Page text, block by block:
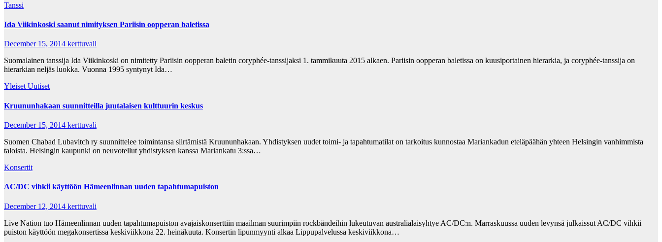
Tanssi
Ida Viikinkoski saanut nimityksen Pariisin oopperan baletissa
December 15, 2014 kerttuvali
Suomalainen tanssija Ida Viikinkoski on nimitetty Pariisin oopperan baletin coryphée-tanssijaksi 1. tammikuuta 2015 alkaen. Pariisin oopperan baletissa on kuusiportainen hierarkia, ja coryphée-tanssija on
hierarkian neljäs luokka. Vuonna 1995 syntynyt Ida…
Yleiset Uutiset
Kruununhakaan suunnitteilla juutalaisen kulttuurin keskus
December 15, 2014 kerttuvali
Suomen Chabad Lubavitch ry suunnittelee toimintansa siirtämistä Kruununhakaan. Yhdistyksen uudet toimi- ja tapahtumatilat on tarkoitus kunnostaa Mariankadun eteläpäähän yhteen Helsingin vanhimmista
taloista. Helsingin kaupunki on neuvotellut yhdistyksen kanssa Mariankatu 3:ssa…
Konsertit
AC/DC vihkii käyttöön Hämeenlinnan uuden tapahtumapuiston
December 12, 2014 kerttuvali
Live Nation tuo Hämeenlinnan uuden tapahtumapuiston avajaiskonserttiin maailman suurimpiin rockbändeihin lukeutuvan australialaisyhtye AC/DC:n. Marraskuussa uuden levynsä julkaissut AC/DC vihkii
puiston käyttöön megakonsertissa keskiviikkona 22. heinäkuuta. Konsertin lipunmyynti alkaa Lippupalvelussa keskiviikkona…